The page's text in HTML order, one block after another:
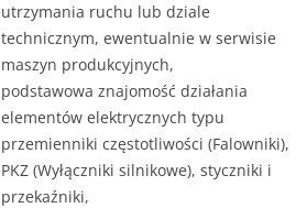
utrzymania ruchu lub dziale
technicznym, ewentualnie w serwisie
maszyn produkcyjnych,
podstawowa znajomość działania
elementów elektrycznych typu
przemienniki częstotliwości (Falowniki),
PKZ (Wyłączniki silnikowe), styczniki i
przekaźniki,